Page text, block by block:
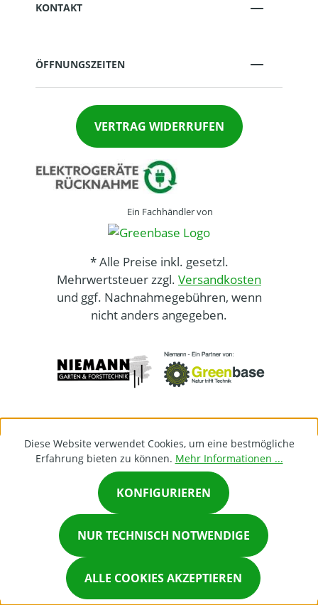
Chat on Whatsapp
×
KONTAKT
ÖFFNUNGSZEITEN
VERTRAG WIDERRUFEN
Ein Fachhändler von
* Alle Preise inkl. gesetzl.
Mehrwertsteuer zzgl. Versandkosten
und ggf. Nachnahmegebühren, wenn
nicht anders angegeben.
Diese Website verwendet Cookies, um eine bestmögliche
Erfahrung bieten zu können. Mehr Informationen ...
NUR TECHNISCH NOTWENDIGE
KONFIGURIEREN
ALLE COOKIES AKZEPTIEREN